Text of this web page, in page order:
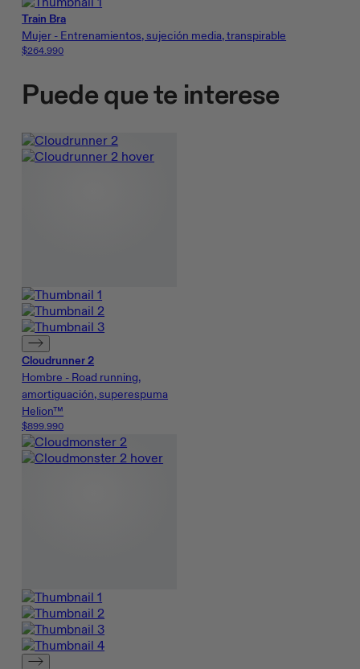
Train Bra
Mujer - Entrenamientos, sujeción media, transpirable
$264.990
Puede que te interese
Cloudrunner 2
Hombre - Road running,
amortiguación, superespuma
Helion™
$899.990